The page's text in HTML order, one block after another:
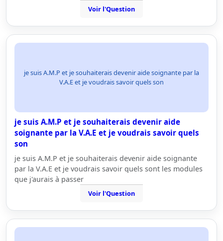
Voir l'Question
je suis A.M.P et je souhaiterais devenir aide soignante par la
V.A.E et je voudrais savoir quels son
je suis A.M.P et je souhaiterais devenir aide
soignante par la V.A.E et je voudrais savoir quels
son
je suis A.M.P et je souhaiterais devenir aide soignante
par la V.A.E et je voudrais savoir quels sont les modules
que j'aurais à passer
Voir l'Question